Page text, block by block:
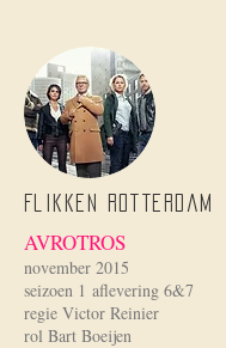
Flikken Rotterdam
AVROTROS
november 2015
seizoen 1 aflevering 6&7
regie Victor Reinier
rol Bart Boeijen